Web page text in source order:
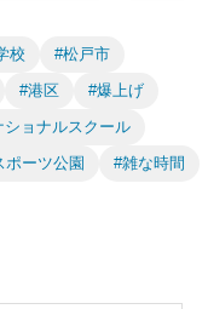
校
#松戸市
#港区
#爆上げ
ョナルスクール
ポーツ公園
#雑な時間